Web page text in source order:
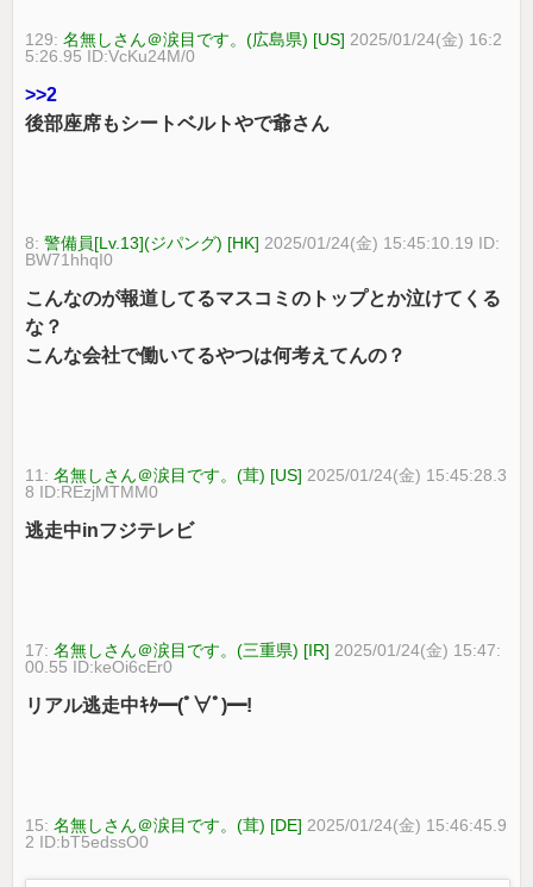
129:名無しさん＠涙目です。(広島県) [US] 2025/01/24(金) 16:2
5:26.95 ID:VcKu24M/0
>>2
後部座席もシートベルトやで爺さん
8:警備員[Lv.13](ジパング) [HK] 2025/01/24(金) 15:45:10.19 ID:
BW71hhqI0
こんなのが報道してるマスコミのトップとか泣けてくる
な？
こんな会社で働いてるやつは何考えてんの？
11:名無しさん＠涙目です。(茸) [US] 2025/01/24(金) 15:45:28.3
8 ID:REzjMTMM0
逃走中inフジテレビ
17:名無しさん＠涙目です。(三重県) [IR] 2025/01/24(金) 15:47:
00.55 ID:keOi6cEr0
リアル逃走中ｷﾀ━(ﾟ∀ﾟ)━!
15:名無しさん＠涙目です。(茸) [DE] 2025/01/24(金) 15:46:45.9
2 ID:bT5edssO0